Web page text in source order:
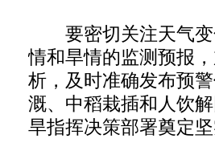
要密切关注天气变
情和旱情的监测预报
析，及时准确发布预
溉、中稻栽插和人饮
旱指挥决策部署奠定坚